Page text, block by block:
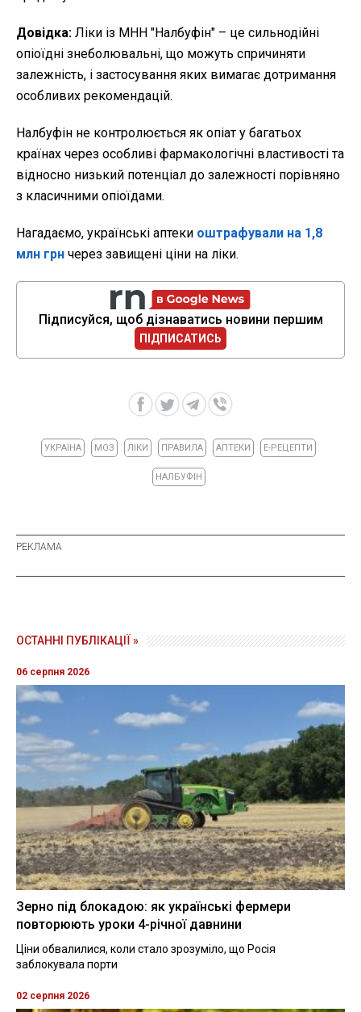
Довідка: Ліки із МНН "Налбуфін" – це сильнодійні
опіоїдні знеболювальні, що можуть спричиняти
залежність, і застосування яких вимагає дотримання
особливих рекомендацій.
Налбуфін не контролюється як опіат у багатьох
країнах через особливі фармакологічні властивості та
відносно низький потенціал до залежності порівняно
з класичними опіоїдами.
Нагадаємо, українські аптеки оштрафували на 1,8
млн грн через завищені ціни на ліки.
Підписуйся, щоб дізнаватись новини першим
ПІДПИСАТИСЬ
УКРАЇНА МОЗ ЛІКИ ПРАВИЛА АПТЕКИ Е-РЕЦЕПТИ
НАЛБУФІН
ОСТАННІ ПУБЛІКАЦІЇ »
06 серпня 2026
Зерно під блокадою: як українські фермери
повторюють уроки 4-річної давнини
Ціни обвалилися, коли стало зрозуміло, що Росія
заблокувала порти
02 серпня 2026